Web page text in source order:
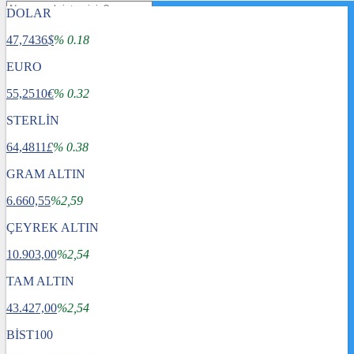
DOLAR
47,7436$% 0.18
EURO
55,2510€% 0.32
STERLİN
64,4811£% 0.38
GRAM ALTIN
6.660,55%2,59
ÇEYREK ALTIN
10.903,00%2,54
TAM ALTIN
43.427,00%2,54
BİST100
Dünya
Spor